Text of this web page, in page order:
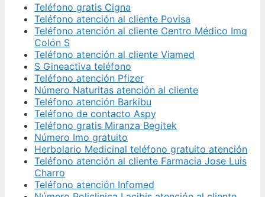
Teléfono gratis Cigna
Teléfono atención al cliente Povisa
Teléfono atención al cliente Centro Médico Imq
Colón S
Teléfono atención al cliente Viamed
S Gineactiva teléfono
Teléfono atención Pfizer
Número Naturitas atención al cliente
Teléfono atención Barkibu
Teléfono de contacto Aspy
Teléfono gratis Miranza Begitek
Número Imo gratuito
Herbolario Medicinal teléfono gratuito atención
Teléfono atención al cliente Farmacia Jose Luis
Charro
Teléfono atención Infomed